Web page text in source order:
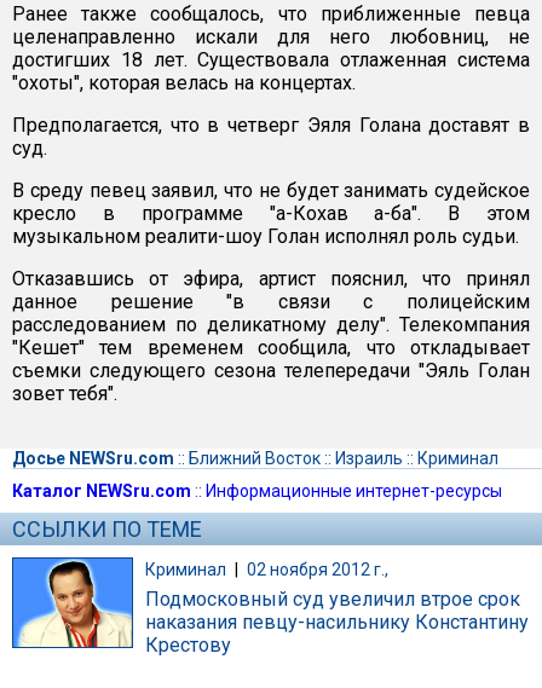
Ранее также сообщалось, что приближенные певца
целенаправленно искали для него любовниц, не
достигших 18 лет. Существовала отлаженная система
"охоты", которая велась на концертах.
Предполагается, что в четверг Эяля Голана доставят в
суд.
В среду певец заявил, что не будет занимать судейское
кресло в программе "а-Кохав а-ба". В этом
музыкальном реалити-шоу Голан исполнял роль судьи.
Отказавшись от эфира, артист пояснил, что принял
данное решение "в связи с полицейским
расследованием по деликатному делу". Телекомпания
"Кешет" тем временем сообщила, что откладывает
съемки следующего сезона телепередачи "Эяль Голан
зовет тебя".
Досье NEWSru.com :: Ближний Восток:: Израиль :: Криминал
Каталог NEWSru.com :: Информационные интернет-ресурсы
ССЫЛКИ ПО ТЕМЕ
Криминал | 02 ноября 2012 г.,
Подмосковный суд увеличил втрое срок
наказания певцу-насильнику Константину
Крестову